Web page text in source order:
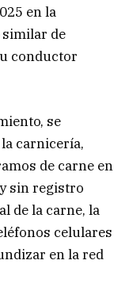
en la
similar de
conductor
se
carnicería,
de carne en
sin registro
de la carne, la
celulares
en la red